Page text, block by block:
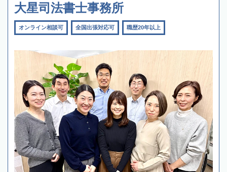
大星司法書士事務所
オンライン相談可 全国出張対応可 職歴20年以上